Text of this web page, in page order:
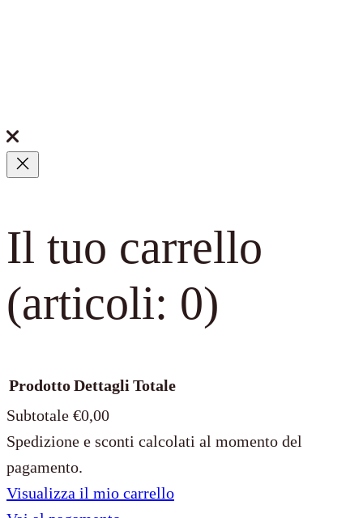
Il tuo carrello
(articoli: 0)
Prodotti
ProdottoDettagliTotale
Subtotale €0,00
Spedizione e sconti calcolati al momento del
pagamento.
Visualizza il mio carrello